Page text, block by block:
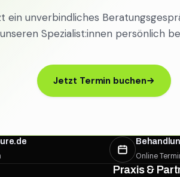
ein unverbindliches
unseren Spezialist:innen persönlich
Jetzt Termin buchen
Online
Praxis &